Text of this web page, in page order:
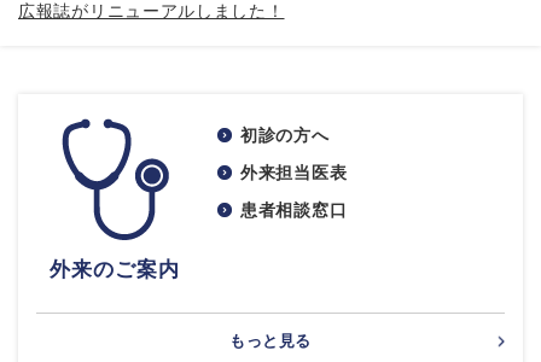
広報誌がリニューアルしました！
外来のご案内
初診の方へ
外来担当医表
患者相談窓口
もっと見る